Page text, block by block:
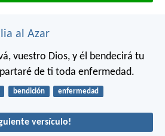
al Azar
vuestro Dios, y él bendecirá tu
de ti toda enfermedad.
bendición enfermedad
versículo!